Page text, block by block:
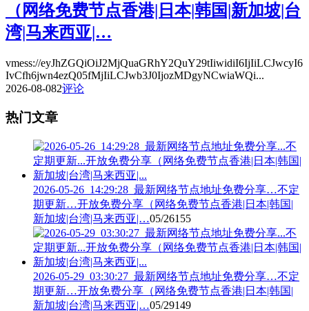
（网络免费节点香港|日本|韩国|新加坡|台
湾|马来西亚|…
vmess://eyJhZGQiOiJ2MjQuaGRhY2QuY29tIiwidiI6IjIiLCJwcyI6
IvCfh6jwn4ezQ05fMjIiLCJwb3J0IjozMDgyNCwiaWQi...
2026-08-082评论
热门文章
2026-05-26_14:29:28_最新网络节点地址免费分享…不定
期更新…开放免费分享（网络免费节点香港|日本|韩国|
新加坡|台湾|马来西亚|…05/26155
2026-05-29_03:30:27_最新网络节点地址免费分享…不定
期更新…开放免费分享（网络免费节点香港|日本|韩国|
新加坡|台湾|马来西亚|…05/29149